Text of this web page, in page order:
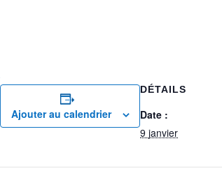
Ajouter au calendrier
DÉTAILS
Date :
9 janvier